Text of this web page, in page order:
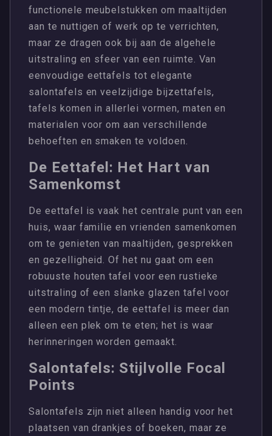
functionele meubelstukken om maaltijden
aan te nuttigen of werk op te verrichten,
maar ze dragen ook bij aan de algehele
uitstraling en sfeer van een ruimte. Van
eenvoudige eettafels tot elegante
salontafels en veelzijdige bijzettafels,
tafels komen in allerlei vormen, maten en
materialen voor om aan verschillende
behoeften en smaken te voldoen.
De Eettafel: Het Hart van
Samenkomst
De eettafel is vaak het centrale punt van een
huis, waar familie en vrienden samenkomen
om te genieten van maaltijden, gesprekken
en gezelligheid. Of het nu gaat om een
robuuste houten tafel voor een rustieke
uitstraling of een slanke glazen tafel voor
een modern tintje, de eettafel is meer dan
alleen een plek om te eten; het is waar
herinneringen worden gemaakt.
Salontafels: Stijlvolle Focal
Points
Salontafels zijn niet alleen handig voor het
plaatsen van drankjes of boeken, maar ze